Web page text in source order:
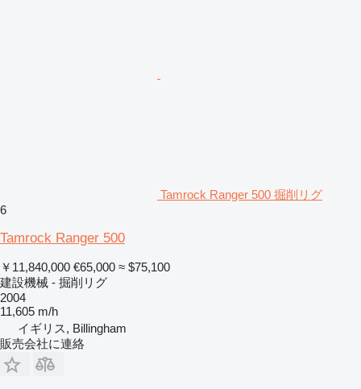
Tamrock Ranger 500 掘削リグ
6
Tamrock Ranger 500
￥11,840,000 €65,000 ≈ $75,100
建設機械 - 掘削リグ
2004
11,605 m/h
イギリス, Billingham
販売会社に連絡